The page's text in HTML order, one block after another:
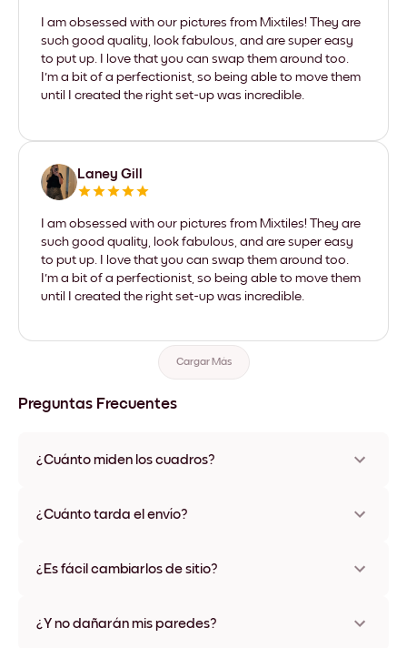
I am obsessed with our pictures from Mixtiles! They are
such good quality, look fabulous, and are super easy
to put up. I love that you can swap them around too.
I'm a bit of a perfectionist, so being able to move them
until I created the right set-up was incredible.
Laney Gill
I am obsessed with our pictures from Mixtiles! They are
such good quality, look fabulous, and are super easy
to put up. I love that you can swap them around too.
I'm a bit of a perfectionist, so being able to move them
until I created the right set-up was incredible.
Cargar Más
Preguntas Frecuentes
¿Cuánto miden los cuadros?
varios materiales y colores de marco, incluidas opciones sin
¿Cuánto tarda el envío?
disponibles en algunos países. Te enviaremos un número de
¿Es fácil cambiarlos de sitio?
ningún daño
¿Y no dañarán mis paredes?